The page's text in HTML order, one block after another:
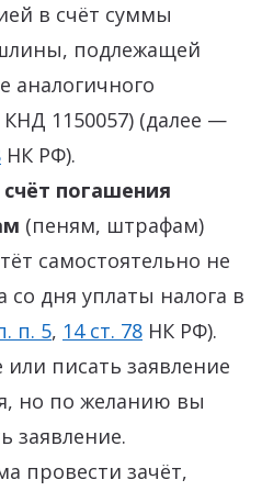
в счёт суммы
подлежащей
аналогичного
1150057) (далее —
НК РФ).
погашения
(пеням, штрафам)
самостоятельно не
со дня уплаты налога в
п. 5, 14 ст. 78 НК РФ).
или писать заявление
но по желанию вы
заявление.
провести зачёт,